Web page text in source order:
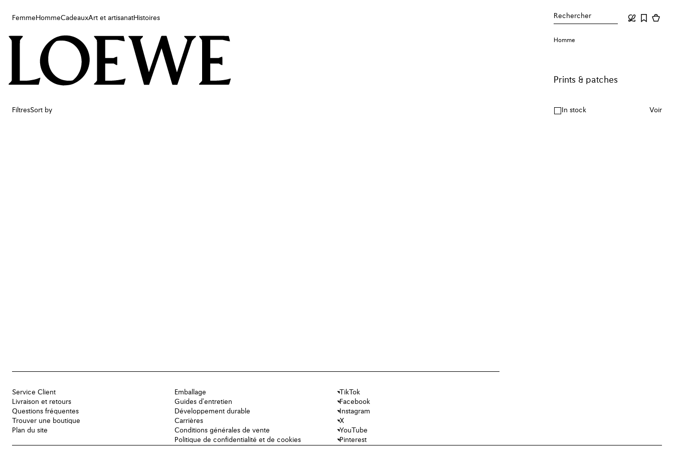
Femme HommeCadeauxArt et artisanatHistoires Rechercher
Femme
Art et artisanat
Homme
Prints & patches
FiltresSort by In stock Voir
Service Client
Livraison et retours
Questions fréquentes
Trouver une boutique
Plan du site
Emballage
Guides d'entretien
Développement durable
Carrières
Conditions générales de vente
Politique de confidentialité et de cookies
TikTok
Facebook
Instagram
X
YouTube
Pinterest